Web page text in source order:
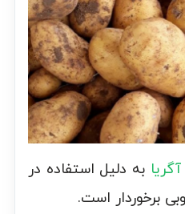
به دلیل استفاده در
برخوردار است.